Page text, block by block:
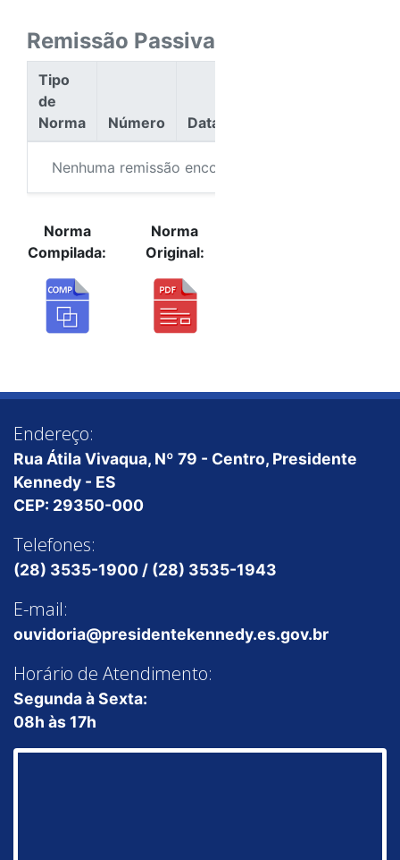
Remissão Passiva
Tipo
de
Norma
Número Data
Nenhuma remissão encontrada.
Norma
Compilada:
Norma
Original:
Endereço:
Rua Átila Vivaqua, Nº 79 - Centro, Presidente
Kennedy - ES
CEP: 29350-000
Telefones:
(28) 3535-1900 / (28) 3535-1943
E-mail:
ouvidoria@presidentekennedy.es.gov.br
Horário de Atendimento:
Segunda à Sexta:
08h às 17h